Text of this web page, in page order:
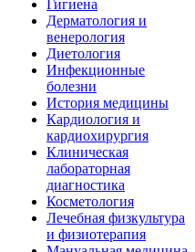
Гигиена
Дерматология и
венерология
Диетология
Инфекционные
болезни
История медицины
Кардиология и
кардиохирургия
Клиническая
лабораторная
диагностика
Косметология
Лечебная физкультура
и физиотерапия